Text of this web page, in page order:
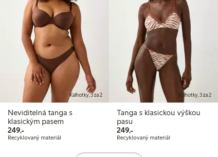
Kalhotky, 3 za 2
Neviditelná tanga s
klasickým pasem
249,-249,00 Kč
Recyklovaný materiál
Kalhotky, 3 za 2
Tanga s klasickou výškou
pasu
249,-249,00 Kč
Recyklovaný materiál